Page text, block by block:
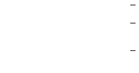
—
—
—